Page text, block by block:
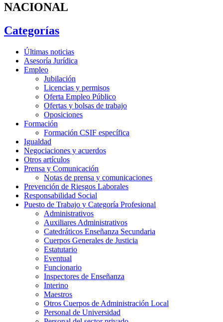
NACIONAL
Categorías
Últimas noticias
Asesoría Jurídica
Empleo
Jubilación
Licencias y permisos
Oferta Empleo Público
Ofertas y bolsas de trabajo
Oposiciones
Formación
Formación CSIF específica
Igualdad
Negociaciones y acuerdos
Otros artículos
Prensa y Comunicación
Notas de prensa y comunicaciones
Prevención de Riesgos Laborales
Responsabilidad Social
Puesto de Trabajo y Categoría Profesional
Administrativos
Auxiliares Administrativos
Catedráticos Enseñanza Secundaria
Cuerpos Generales de Justicia
Estatutario
Eventual
Funcionario
Inspectores de Enseñanza
Interino
Maestros
Otros Cuerpos de Administración Local
Personal de Universidad